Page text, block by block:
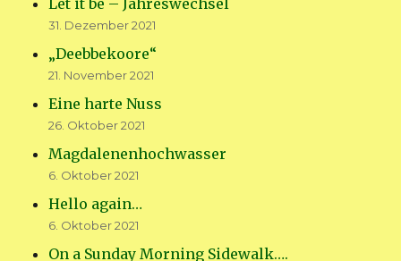
31. Dezember 2021
„Deebbekoore“
21. November 2021
Eine harte Nuss
26. Oktober 2021
Magdalenenhochwasser
6. Oktober 2021
Hello again…
6. Oktober 2021
On a Sunday Morning Sidewalk….